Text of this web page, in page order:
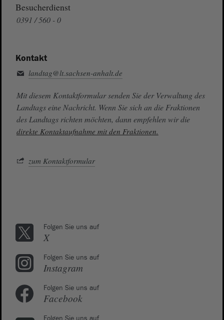
Besucherdienst
0391 / 560 - 0
Kontakt
landtag@lt.sachsen-anhalt.de
Mit diesem Kontaktformular senden Sie der Verwaltung des
Landtags eine Nachricht. Wenn Sie sich an die Fraktionen
des Landtags richten möchten, dann empfehlen wir die
direkte Kontaktaufnahme mit den Fraktionen.
zum Kontaktformular
Folgen Sie uns auf
X
Folgen Sie uns auf
Instagram
Folgen Sie uns auf
Facebook